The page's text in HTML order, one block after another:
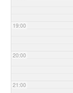
19:00
20:00
21:00